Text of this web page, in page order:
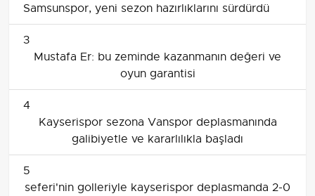
Samsunspor, yeni sezon hazırlıklarını sürdürdü
3
Mustafa Er: bu zeminde kazanmanın değeri ve
oyun garantisi
4
Kayserispor sezona Vanspor deplasmanında
galibiyetle ve kararlılıkla başladı
5
seferi'nin golleriyle kayserispor deplasmanda 2-0